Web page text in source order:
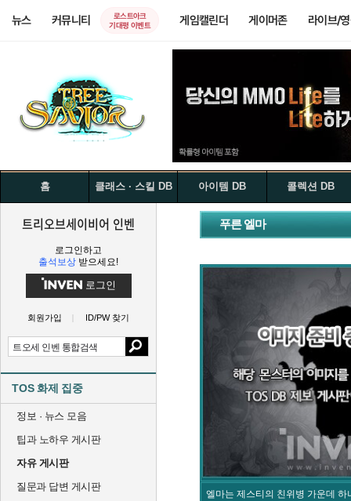
뉴스 커뮤니티
로스트아크
기대평 이벤트
게임캘린더 게이머존 라이브/
홈 클래스 · 스킬 DB 아이템 DB 콜렉션 DB
트리오브세이비어 인벤
로그인하고
출석보상 받으세요!
로그인
회원가입 ID/PW 찾기
TOS 화제 집중
정보 · 뉴스 모음
팁과 노하우 게시판
자유 게시판
질문과 답변 게시판
푸른 엘마
엘마는 제스티의 친위병 가운데